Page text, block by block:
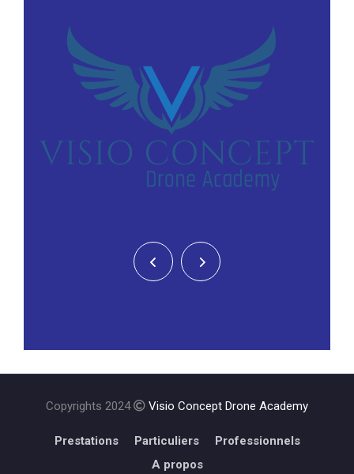
Copyrights 2024 Visio Concept Drone Academy
Prestations Particuliers
Professionnels
A propos